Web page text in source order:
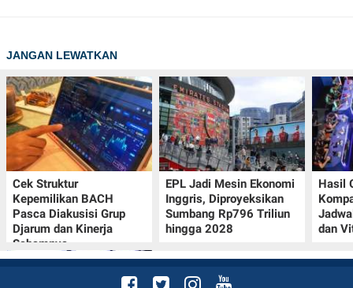
JANGAN LEWATKAN
Cek Struktur
Kepemilikan BACH
Pasca Diakusisi Grup
Djarum dan Kinerja
Sahamnya
EPL Jadi Mesin Ekonomi
Inggris, Diproyeksikan
Sumbang Rp796 Triliun
hingga 2028
Hasil
dan